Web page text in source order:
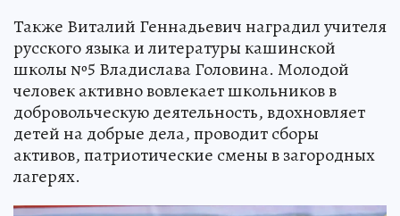
Также Виталий Геннадьевич наградил учителя
русского языка и литературы кашинской
школы №5 Владислава Головина. Молодой
человек активно вовлекает школьников в
добровольческую деятельность, вдохновляет
детей на добрые дела, проводит сборы
активов, патриотические смены в загородных
лагерях.